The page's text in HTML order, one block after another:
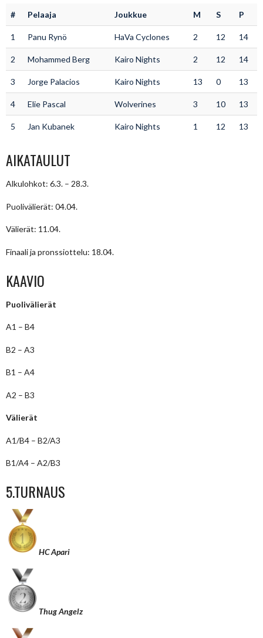
# Pelaaja Joukkue M S P
1 Panu Rynö HaVa Cyclones 2 12 14
2 Mohammed Berg Kairo Nights 2 12 14
3 Jorge Palacios Kairo Nights 13 0 13
4 Elie Pascal Wolverines 3 10 13
5 Jan Kubanek Kairo Nights 1 12 13
AIKATAULUT
Alkulohkot: 6.3. – 28.3.
Puolivälierät: 04.04.
Välierät: 11.04.
Finaali ja pronssiottelu: 18.04.
KAAVIO
Puolivälierät
A1 – B4
B2 – A3
B1 – A4
A2 – B3
Välierät
A1/B4 – B2/A3
B1/A4 – A2/B3
5.TURNAUS
HC Apari
Thug Angelz